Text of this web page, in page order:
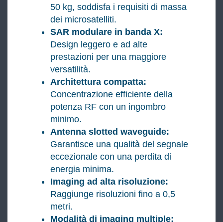
50 kg, soddisfa i requisiti di massa
dei microsatelliti.
SAR modulare in banda X:
Design leggero e ad alte
prestazioni per una maggiore
versatilità.
Architettura compatta:
Concentrazione efficiente della
potenza RF con un ingombro
minimo.
Antenna slotted waveguide:
Garantisce una qualità del segnale
eccezionale con una perdita di
energia minima.
Imaging ad alta risoluzione:
Raggiunge risoluzioni fino a 0,5
metri.
Modalità di imaging multiple: